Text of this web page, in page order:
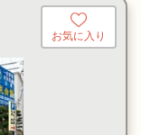
お気に入り